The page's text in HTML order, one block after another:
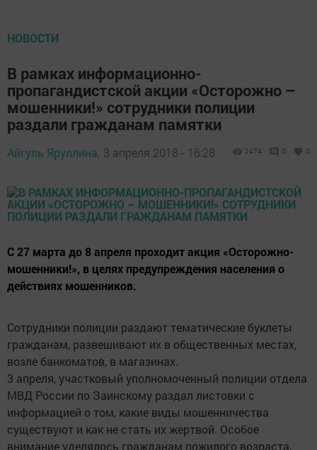
НОВОСТИ
В рамках информационно-
пропагандистской акции «Осторожно –
мошенники!» сотрудники полиции
раздали гражданам памятки
Айгуль Яруллина, 3 апреля 2018 - 16:28 2474 0 0
С 27 марта до 8 апреля проходит акция «Осторожно-
мошенники!», в целях предупреждения населения о
действиях мошенников.
Сотрудники полиции раздают тематические буклеты
гражданам, развешивают их в общественных местах,
возле банкоматов, в магазинах.
3 апреля, участковый уполномоченный полиции отдела
МВД России по Заинскому раздал листовки с
информацией о том, какие виды мошенничества
существуют и как не стать их жертвой. Особое
внимание уделялось гражданам пожилого возраста,